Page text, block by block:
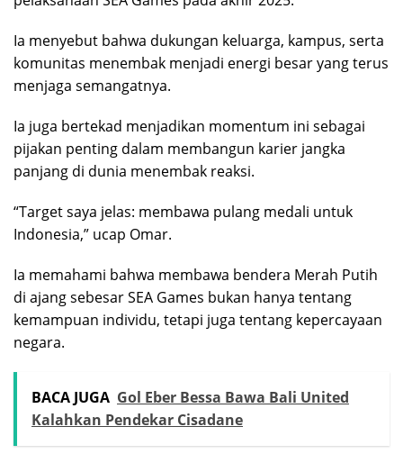
Ia menyebut bahwa dukungan keluarga, kampus, serta
komunitas menembak menjadi energi besar yang terus
menjaga semangatnya.
Ia juga bertekad menjadikan momentum ini sebagai
pijakan penting dalam membangun karier jangka
panjang di dunia menembak reaksi.
“Target saya jelas: membawa pulang medali untuk
Indonesia,” ucap Omar.
Ia memahami bahwa membawa bendera Merah Putih
di ajang sebesar SEA Games bukan hanya tentang
kemampuan individu, tetapi juga tentang kepercayaan
negara.
BACA JUGA Gol Eber Bessa Bawa Bali United
Kalahkan Pendekar Cisadane